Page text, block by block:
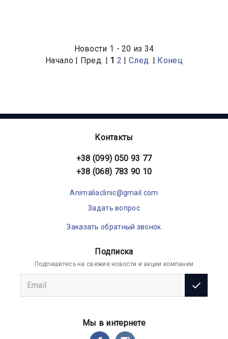
Новости 1 - 20 из 34
Начало | Пред. | 1 2 |След. Конец
Контакты
+38 (099) 050 93 77
+38 (068) 783 90 10
Animaliaclinic@gmail.com
Задать вопрос
Заказать обратный звонок
Подписка
Подпишитесь на свежие новости и акции компании
Мы в интернете